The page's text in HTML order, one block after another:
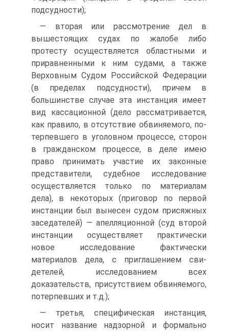
подсудности);
— вторая или рассмотрение дел в
вышестоящих судах по жалобе либо
протесту осуществляется областными и
приравненными к ним судами, а также
Верховным Судом Российской Федерации
(в пределах подсудно­сти), причем в
большинстве случае эта инстанция имеет
вид кассацион­ной (дело рассматривается,
как правило, в отсутствие обвиняемого, по­
терпевшего в уголовном процессе, сторон
в гражданском процессе, в де­ле имею
право принимать участие их законные
представители, судебное исследование
осуществляется только по материалам
дела), в некоторых (приговор по первой
инстанции был вынесен судом присяжных
заседате­лей) — апелляционной (суд второй
инстанции осуществляет практически
новое исследование фактически
материалов дела, с приглашением сви­
детелей, исследованием всех
доказательств, присутствием обвиняемого,
потерпевших и т.д.);
— третья, специфическая инстанция,
носит название надзорной и формально